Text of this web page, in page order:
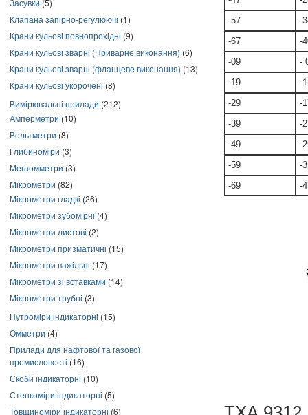
Засувки (5)
Клапана запірно-регулюючі (1)
Крани кульові повнопрохідні (9)
Крани кульові зварні (Приварне виконання) (6)
Крани кульові зварні (фланцеве виконання) (13)
Крани кульові укорочені (8)
Вимірювальні прилади (212)
Амперметри (10)
Вольтметри (8)
Глибиноміри (3)
Мегаомметри (3)
Мікрометри (82)
Мікрометри гладкі (26)
Мікрометри зубомірні (4)
Мікрометри листові (2)
Мікрометри призматичні (15)
Мікрометри важільні (17)
Мікрометри зі вставками (14)
Мікрометри трубні (3)
Нутроміри індикаторні (15)
Омметри (4)
Прилади для нафтової та газової
промисловості (16)
Скоби індикаторні (10)
Стенкоміри індикаторні (5)
Товщиноміри індикаторні (6)
-57
-
-67
-
-09
-
-19
-
-29
-
-39
-
-49
-
-59
-
-69
-